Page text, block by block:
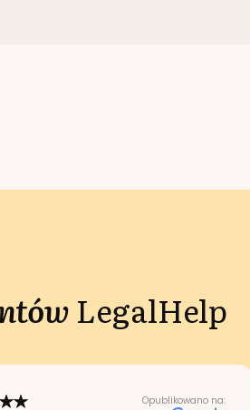
LegalHelp
Opublikowano na: